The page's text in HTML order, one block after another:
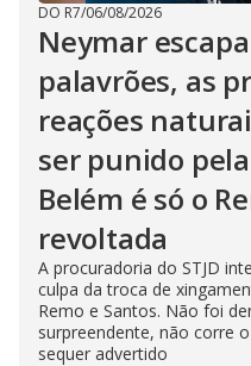
DO R7/06/08/2026
Neymar escapa
palavrões, as
reações
ser punido
Belém é só o
revoltada
A procuradoria do STJD
culpa da troca de
Remo e Santos. Não foi
surpreendente, não corre
sequer advertido